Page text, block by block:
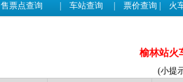
售票点查询 车站查询 票价查询 火
榆林站火
(小提